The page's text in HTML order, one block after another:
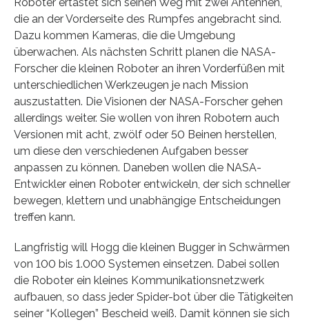
die an der Vorderseite des Rumpfes angebracht sind.
Dazu kommen Kameras, die die Umgebung
überwachen. Als nächsten Schritt planen die NASA-
Forscher die kleinen Roboter an ihren Vorderfüßen mit
unterschiedlichen Werkzeugen je nach Mission
auszustatten. Die Visionen der NASA-Forscher gehen
allerdings weiter. Sie wollen von ihren Robotern auch
Versionen mit acht, zwölf oder 50 Beinen herstellen,
um diese den verschiedenen Aufgaben besser
anpassen zu können. Daneben wollen die NASA-
Entwickler einen Roboter entwickeln, der sich schneller
bewegen, klettern und unabhängige Entscheidungen
treffen kann.
Langfristig will Hogg die kleinen Bugger in Schwärmen
von 100 bis 1.000 Systemen einsetzen. Dabei sollen
die Roboter ein kleines Kommunikationsnetzwerk
aufbauen, so dass jeder Spider-bot über die Tätigkeiten
seiner “Kollegen” Bescheid weiß. Damit können sie sich